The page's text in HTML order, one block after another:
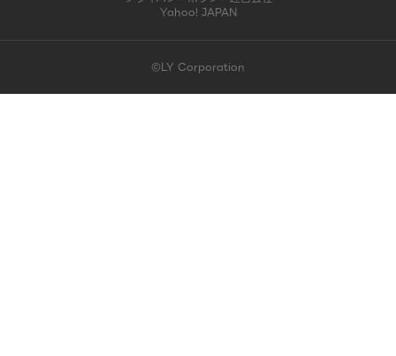
Yahoo! JAPAN
©LY Corporation
このコンテンツは掲載が終了しました | LINE占い